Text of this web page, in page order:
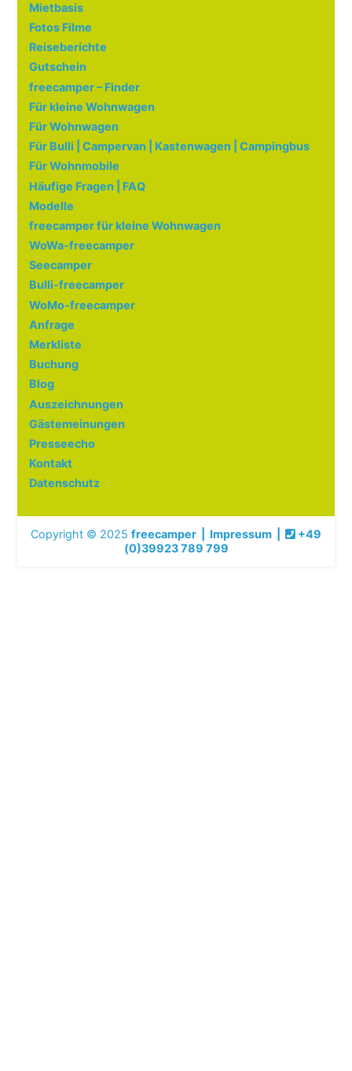
Mietbasis
Fotos Filme
Reiseberichte
Gutschein
freecamper – Finder
Für kleine Wohnwagen
Für Wohnwagen
Für Bulli | Campervan | Kastenwagen | Campingbus
Für Wohnmobile
Häufige Fragen | FAQ
Modelle
freecamper für kleine Wohnwagen
WoWa-freecamper
Seecamper
Bulli-freecamper
WoMo-freecamper
Anfrage
Merkliste
Buchung
Blog
Auszeichnungen
Gästemeinungen
Presseecho
Kontakt
Datenschutz
Copyright © 2025 freecamper Impressum
+49
(0)39923 789 799